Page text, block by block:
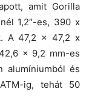
amit Gorilla
1,2″-es, 390 x
A 47,2 x 47,2 x
x 9,2 mm-es
alumíniumból és
ig, tehát 50